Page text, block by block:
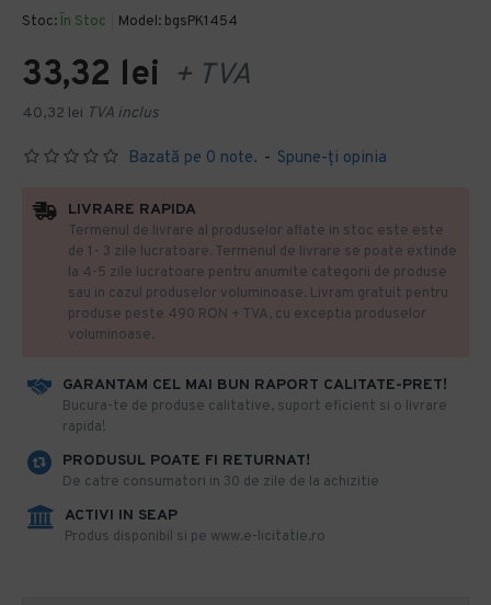
Stoc: În Stoc Model: bgsPK1454
Bazată pe 0 note. - Spune-ţi opinia
33,32 lei + TVA
40,32 lei TVA inclus
GARANTAM CEL MAI BUN RAPORT CALITATE-PRET!
​Bucura-te de produse calitative, suport eficient si o livrare
rapida!
PRODUSUL POATE FI RETURNAT!
De catre consumatori in 30 de zile de la achizitie
ACTIVI IN SEAP
Produs disponibil si pe www.e-licitatie.ro
LIVRARE RAPIDA
Termenul de livrare al produselor aflate in stoc este este
de 1- 3 zile lucratoare. Termenul de livrare se poate extinde
la 4-5 zile lucratoare pentru anumite categorii de produse
sau in cazul produselor voluminoase. Livram gratuit pentru
produse peste 490 RON + TVA, cu exceptia produselor
voluminoase.